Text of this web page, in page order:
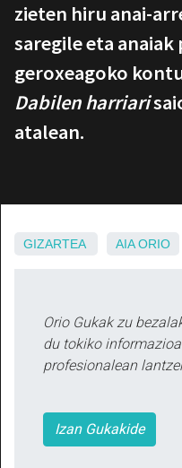
zieten hiru anai-
saregile eta
geroxeagoko
Dabilen harriari
atalean.
GIZARTEA AIA ORIO
Orio Gukak zu
du tokiko
profesionalean
Izan Gukakide